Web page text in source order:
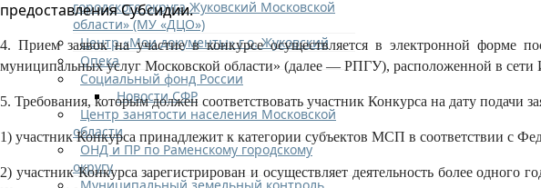
городского округа Жуковский Московской
области» (МУ «ДЦО»)
Центр «Мои документы» г.о. Жуковский
Опека
Социальный фонд России
Новости СФР
Центр занятости населения Московской
области
ОНД и ПР по Раменскому городскому
округу
Муниципальный земельный контроль
предоставления Субсидии.
4. Прием заявок на участие в конкурсе осуществляется в электронной форме
муниципальных услуг Московской области» (далее — РПГУ), расположенной в сети
5. Требования, которым должен соответствовать участник Конкурса на дату подачи
1) участник Конкурса принадлежит к категории субъектов МСП в соответствии с
2) участник Конкурса зарегистрирован и осуществляет деятельность более